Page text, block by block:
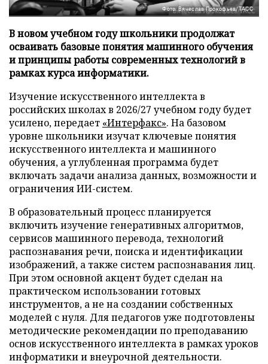
Фото: Вячеслав Прокофьев/ТАСС
В новом учебном году школьники продолжат
осваивать базовые понятия машинного обучения
и принципы работы современных технологий в
рамках курса информатики.
Изучение искусственного интеллекта в
российских школах в 2026/27 учебном году будет
усилено, передает «Интерфакс». На базовом
уровне школьники изучат ключевые понятия
искусственного интеллекта и машинного
обучения, а углубленная программа будет
включать задачи анализа данных, возможности и
ограничения ИИ-систем.
В образовательный процесс планируется
включить изучение генеративных алгоритмов,
сервисов машинного перевода, технологий
распознавания речи, поиска и идентификации
изображений, а также систем распознавания лиц.
При этом основной акцент будет сделан на
практическом использовании готовых
инструментов, а не на создании собственных
моделей с нуля. Для педагогов уже подготовлены
методические рекомендации по преподаванию
основ искусственного интеллекта в рамках уроков
информатики и внеурочной деятельности.